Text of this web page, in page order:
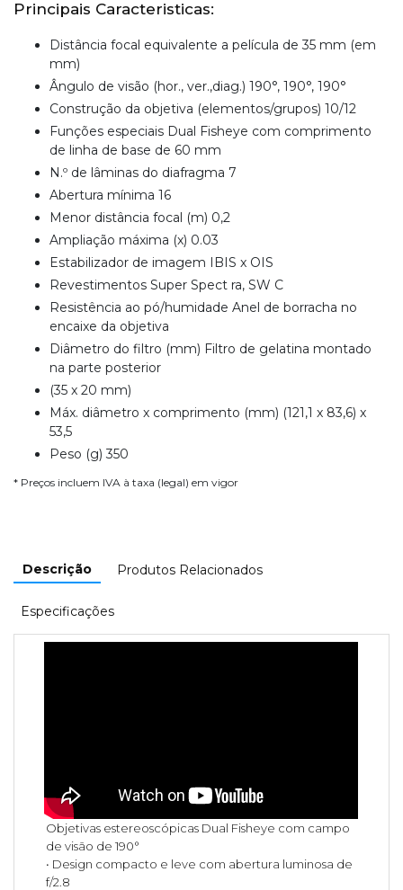
Principais Caracteristicas:
Distância focal equivalente a película de 35 mm (em
mm)
Ângulo de visão (hor., ver.,diag.) 190°, 190°, 190°
Construção da objetiva (elementos/grupos) 10/12
Funções especiais Dual Fisheye com comprimento
de linha de base de 60 mm
N.º de lâminas do diafragma 7
Abertura mínima 16
Menor distância focal (m) 0,2
Ampliação máxima (x) 0.03
Estabilizador de imagem IBIS x OIS
Revestimentos Super Spect ra, SW C
Resistência ao pó/humidade Anel de borracha no
encaixe da objetiva
Diâmetro do filtro (mm) Filtro de gelatina montado
na parte posterior
(35 x 20 mm)
Máx. diâmetro x comprimento (mm) (121,1 x 83,6) x
53,5
Peso (g) 350
* Preços incluem IVA à taxa (legal) em vigor
Descrição Produtos Relacionados
Especificações
Objetivas estereoscópicas Dual Fisheye com campo
de visão de 190°
• Design compacto e leve com abertura luminosa de
f/2.8